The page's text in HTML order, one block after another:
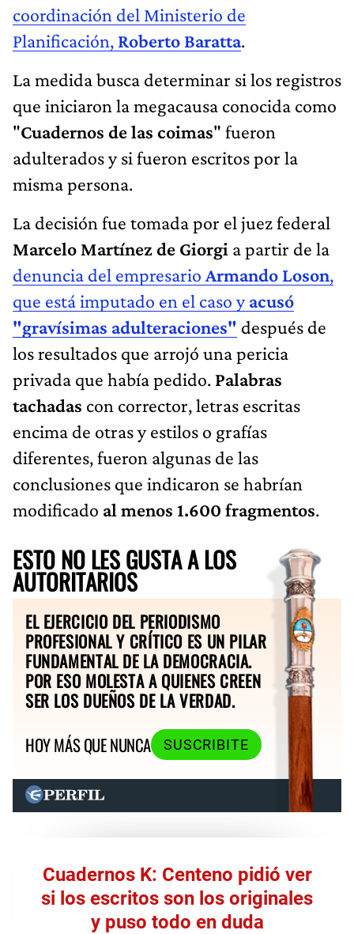
coordinación del Ministerio de
Planificación, Roberto Baratta.
La medida busca determinar si los registros
que iniciaron la megacausa conocida como
"Cuadernos de las coimas" fueron
adulterados y si fueron escritos por la
misma persona.
La decisión fue tomada por el juez federal
Marcelo Martínez de Giorgi a partir de la
denuncia del empresario Armando Loson,
que está imputado en el caso yacusó
"gravísimas adulteraciones" después de
los resultados que arrojó una pericia
privada que había pedido. Palabras
tachadas con corrector, letras escritas
encima de otras y estilos o grafías
diferentes, fueron algunas de las
conclusiones que indicaron se habrían
modificado al menos 1.600 fragmentos.
ESTO NO LES GUSTA A LOS
AUTORITARIOS
EL EJERCICIO DEL PERIODISMO
PROFESIONAL Y CRÍTICO ES UN PILAR
FUNDAMENTAL DE LA DEMOCRACIA.
POR ESO MOLESTA A QUIENES CREEN
SER LOS DUEÑOS DE LA VERDAD.
HOY MÁS QUE NUNCA
SUSCRIBITE
Cuadernos K: Centeno pidió ver
si los escritos son los originales
y puso todo en duda